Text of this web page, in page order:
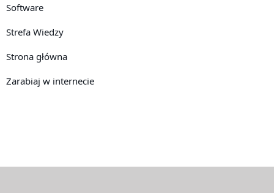
Software
Strefa Wiedzy
Strona główna
Zarabiaj w internecie